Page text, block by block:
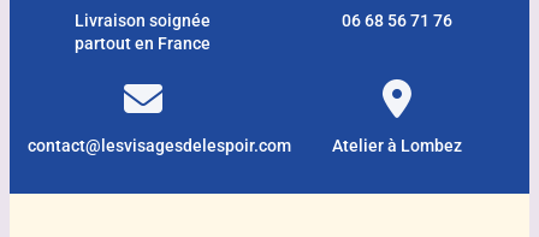
Livraison soignée
partout en France
06 68 56 71 76
contact@lesvisagesdelespoir.com Atelier à Lombez